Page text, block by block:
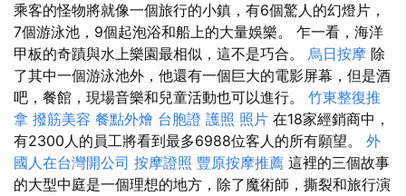
乘客的怪物將就像一個旅行的小鎮，有6個驚人的幻燈片，
7個游泳池，9個起泡浴和船上的大量娛樂。 乍一看，海洋
甲板的奇蹟與水上樂園最相似，這不是巧合。 烏日按摩 除
了其中一個游泳池外，他還有一個巨大的電影屏幕，但是酒
吧，餐館，現場音樂和兒童活動也可以進行。 竹東整復推
拿 撥筋美容 餐點外燴 台胞證 護照 照片 在18家經銷商中，
有2300人的員工將看到最多6988位客人的所有願望。 外
國人在台灣開公司 按摩證照 豐原按摩推薦 這裡的三個故事
的大型中庭是一個理想的地方，除了魔術師，撕裂和旅行演